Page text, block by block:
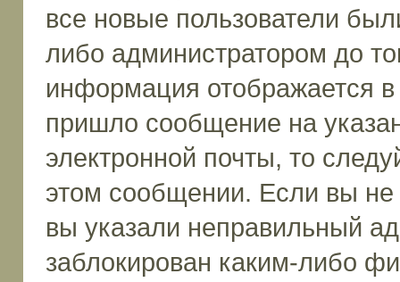
все новые пользователи
либо администратором до
информация отображается
пришло сообщение на
электронной почты, то
этом сообщении. Если вы
вы указали неправильный
заблокирован каким-либо